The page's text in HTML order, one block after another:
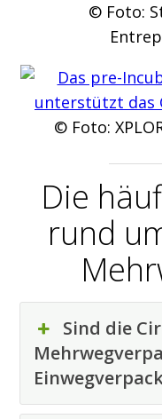
© Foto:
© Foto:
Die
rund
Sind die